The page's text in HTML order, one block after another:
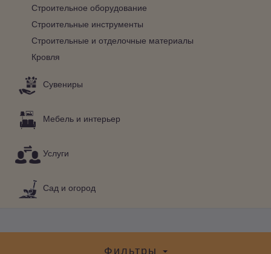
Строительное оборудование
Строительные инструменты
Строительные и отделочные материалы
Кровля
Сувениры
Мебель и интерьер
Услуги
Сад и огород
Фильтры